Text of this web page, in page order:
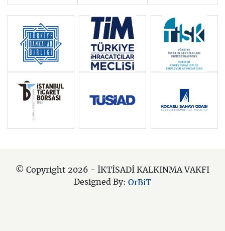
© Copyright 2026 - İKTİSADİ KALKINMA VAKFI
Designed By: OrBiT